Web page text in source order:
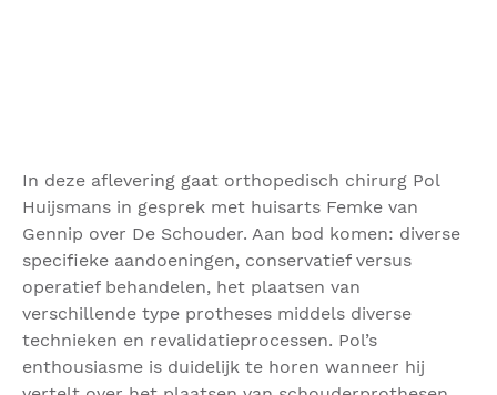
In deze aflevering gaat orthopedisch chirurg Pol
Huijsmans in gesprek met huisarts Femke van
Gennip over De Schouder. Aan bod komen: diverse
specifieke aandoeningen, conservatief versus
operatief behandelen, het plaatsen van
verschillende type protheses middels diverse
technieken en revalidatieprocessen. Pol’s
enthousiasme is duidelijk te horen wanneer hij